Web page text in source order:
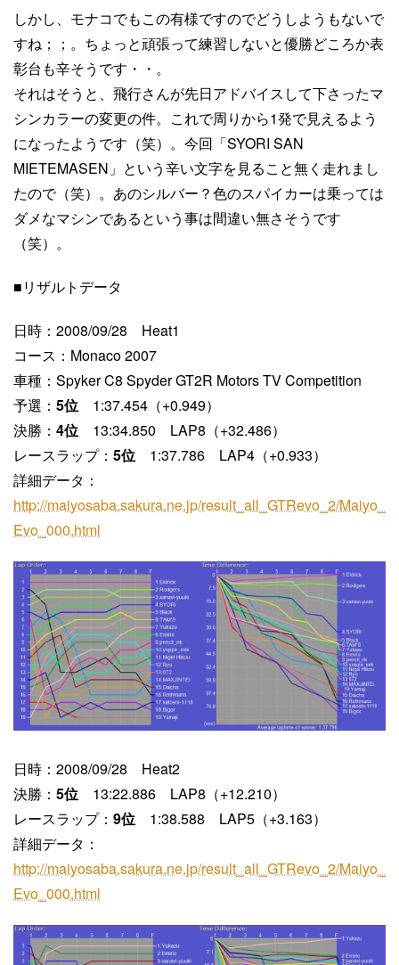
しかし、モナコでもこの有様ですのでどうしようもないで
すね；；。ちょっと頑張って練習しないと優勝どころか表
彰台も辛そうです・・。
それはそうと、飛行さんが先日アドバイスして下さったマ
シンカラーの変更の件。これで周りから1発で見えるよう
になったようです（笑）。今回「SYORI SAN
MIETEMASEN」という辛い文字を見ること無く走れまし
たので（笑）。あのシルバー？色のスパイカーは乗っては
ダメなマシンであるという事は間違い無さそうです
（笑）。
■リザルトデータ
日時：2008/09/28 Heat1
コース：Monaco 2007
車種：Spyker C8 Spyder GT2R Motors TV Competition
予選： 5位 1:37.454（+0.949）
決勝： 4位 13:34.850 LAP8（+32.486）
レースラップ： 5位 1:37.786 LAP4（+0.933）
詳細データ：
http://maiyosaba.sakura.ne.jp/result_all_GTRevo_2/Maiyo_
Evo_000.html
日時：2008/09/28 Heat2
決勝： 5位 13:22.886 LAP8（+12.210）
レースラップ： 9位 1:38.588 LAP5（+3.163）
詳細データ：
http://maiyosaba.sakura.ne.jp/result_all_GTRevo_2/Maiyo_
Evo_000.html